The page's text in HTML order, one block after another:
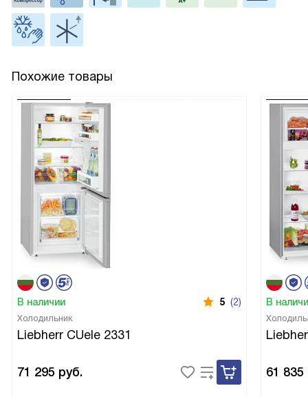
Похожие товары
В наличии 5 (2)
Холодильник
Liebherr CUele 2331
71 295 руб.
В
61 835